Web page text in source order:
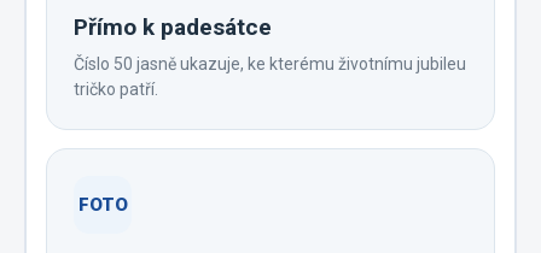
Přímo k padesátce
Číslo 50 jasně ukazuje, ke kterému životnímu jubileu
tričko patří.
FOTO